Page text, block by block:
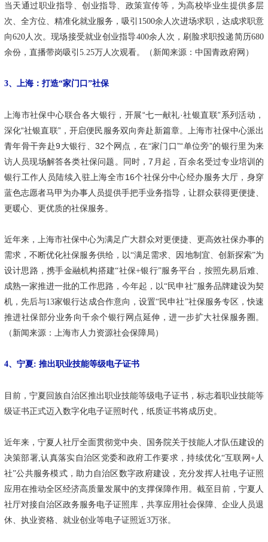
当天通过职业指导、创业指导、政策宣传等，为高校毕业生提供多层
次、全方位、精准化就业服务，吸引1500余人次进场求职，达成求职意
向620人次。现场接受就业创业指导400余人次，刷脸求职投递简历680
余份，直播带岗吸引5.25万人次观看。（新闻来源：中国青政府网）
3、上海：打造“家门口”社保
上海市社保中心联合各大银行，开展“七一献礼·社银直联”系列活动，
深化“社银直联”，开启便民服务双向奔赴新篇章。上海市社保中心派出
青年骨干奔赴9大银行、32个网点，在“家门口”“单位旁”的银行里为来
访人员现场解答各类社保问题。同时，7月起，百余名受过专业培训的
银行工作人员陆续入驻上海全市16个社保分中心经办服务大厅，身穿
蓝色志愿者马甲为办事人员提供手把手业务指导，让群众获得更便捷、
更暖心、更优质的社保服务。
近年来，上海市社保中心为满足广大群众对更便捷、更高效社保办事的
需求，不断优化社保服务供给，以“满足需求、因地制宜、创新探索”为
设计思路，携手金融机构搭建“社保+银行”服务平台，按照先易后难、
成熟一家推进一批的工作思路，今年起，以“民申社”服务品牌建设为契
机，先后与13家银行达成合作意向，设置“民申社”社保服务专区，快速
推进社保部分业务向千余个银行网点延伸，进一步扩大社保服务圈。
（新闻来源：上海市人力资源社会保障局）
4、宁夏: 推出职业技能等级电子证书
目前，宁夏回族自治区推出职业技能等级电子证书，标志着职业技能等
级证书正式迈入数字化电子证照时代，纸质证书将成历史。
近年来，宁夏人社厅全面贯彻党中央、国务院关于技能人才队伍建设的
决策部署,认真落实自治区党委和政府工作要求，持续优化“互联网+人
社”公共服务模式，助力自治区数字政府建设，充分发挥人社电子证照
应用在推动全区经济高质量发展中的支撑保障作用。截至目前，宁夏人
社厅对接自治区政务服务电子证照库，共享应用社会保障、企业人员退
休、执业资格、就业创业等电子证照近3万张。